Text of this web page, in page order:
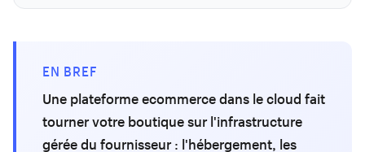
EN BREF
Une plateforme ecommerce dans le cloud fait
tourner votre boutique sur l'infrastructure
gérée du fournisseur : l'hébergement, les